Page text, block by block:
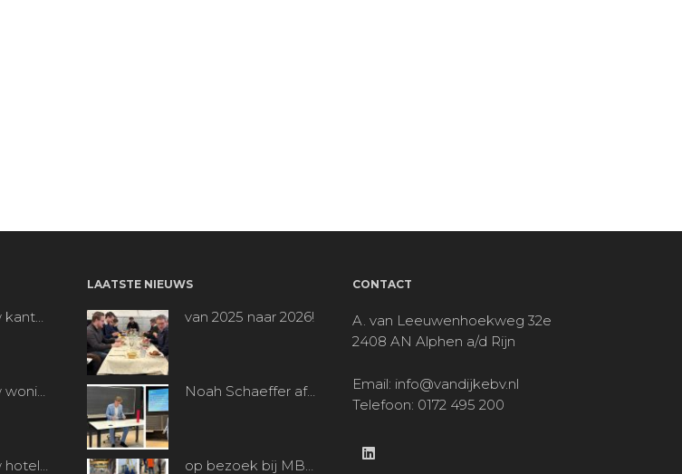
Nieuwbouw kantoorpand “Bentpoort” te Benthuizen
Nieuwbouw woningen Koetshuisplantsoen te Nieuwkoop
Nieuwbouw hotel Van der Valk te Alphen aan den Rijn
LAATSTE NIEUWS
van 2025 naar 2026!
Noah Schaeffer afgestudeerd!
op bezoek bij MBS locatie Alphen a/d Rijn
CONTACT
A. van Leeuwenhoekweg 32e
2408 AN Alphen a/d Rijn
Email: info@vandijkebv.nl
Telefoon: 0172 495 200